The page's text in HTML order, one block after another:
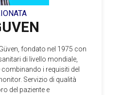
fondato nel 1975 con
di livello mondiale,
i requisiti del
Servizio di qualità
del paziente e